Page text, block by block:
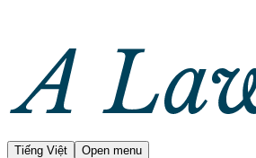
Tiếng Việt Open menu